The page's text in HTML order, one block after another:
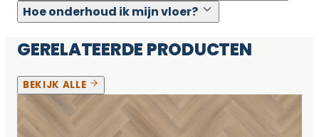
Hoe onderhoud ik mijn vloer?
GERELATEERDE PRODUCTEN
BEKIJK ALLE